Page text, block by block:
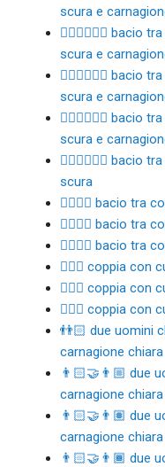
scura e
👩🏿‍❤️‍💋‍👩🏼 bacio
scura e
👩🏿‍❤️‍💋‍👩🏽 bacio
scura e
👩🏿‍❤️‍💋‍👩🏾 bacio
scura e
👩🏿‍❤️‍💋‍👩🏿 bacio
scura
👩‍❤️‍💋‍👨 bacio tra
👨‍❤️‍💋‍👨 bacio tra
👩‍❤️‍💋‍👩 bacio tra
👩‍❤️‍👨 coppia con
👨‍❤️‍👨 coppia con
👩‍❤️‍👩 coppia con
👬🏻 due uomini
carnagione chiara
👨🏻‍🤝‍👨🏼 due
carnagione
👨🏻‍🤝‍👨🏽 due
carnagione
👨🏻‍🤝‍👨🏾 due